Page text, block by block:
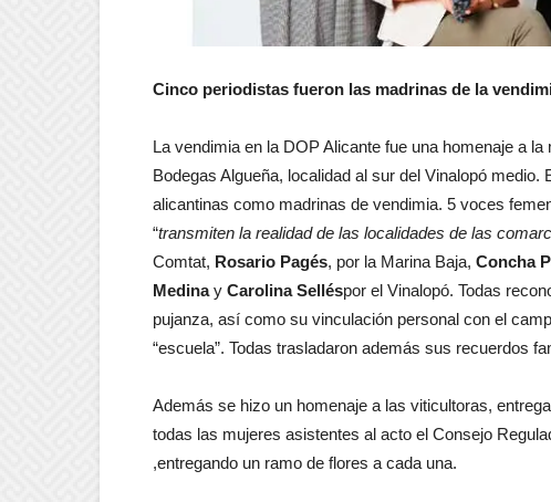
Cinco periodistas fueron las madrinas de la
La vendimia en la DOP Alicante fue una homenaje a
Bodegas Algueña, localidad al sur del Vinalopó
alicantinas como madrinas de vendimia. 5 voces
“transmiten la realidad de las localidades de las
Comtat, Rosario Pagés, por la Marina Baja, Concha
Medinay Carolina Selléspor el Vinalopó. Todas
pujanza, así como su vinculación personal con el
“escuela”. Todas trasladaron además sus recuerdos
Además se hizo un homenaje a las viticultoras,
todas las mujeres asistentes al acto el Consejo
,entregando un ramo de flores a cada una.